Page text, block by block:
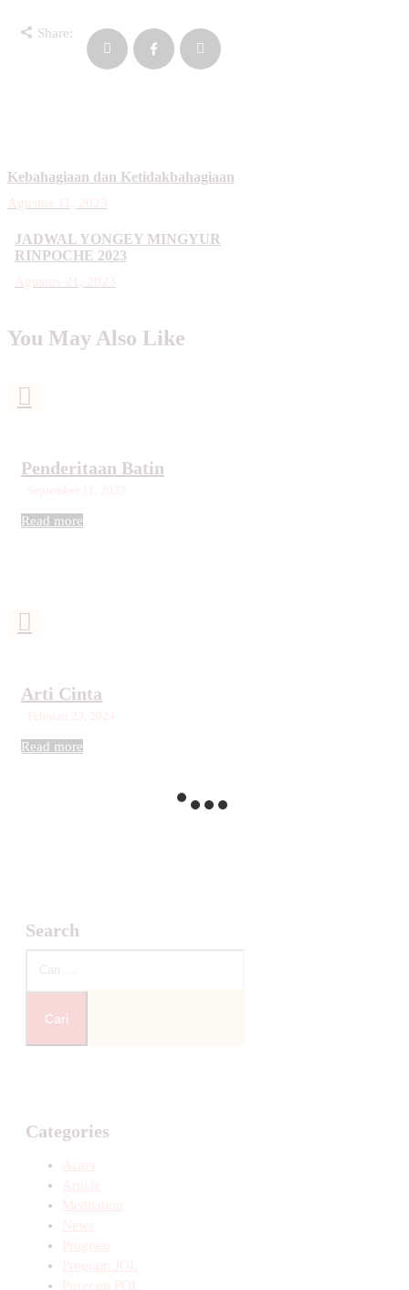
Share:
Kebahagiaan dan Ketidakbahagiaan
JADWAL YONGEY MINGYUR
RINPOCHE 2023
You May Also Like
Penderitaan Batin
Read more
Arti Cinta
Read more
Search
Categories